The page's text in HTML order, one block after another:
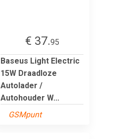
€ 37.95
Baseus Light Electric
15W Draadloze
Autolader /
Autohouder W...
GSMpunt